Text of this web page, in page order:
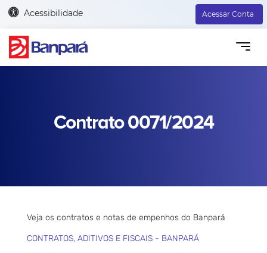
Acessibilidade Acessar Conta
Contrato 0071/2024
Veja os contratos e notas de empenhos do Banpará
CONTRATOS, ADITIVOS E FISCAIS - BANPARÁ